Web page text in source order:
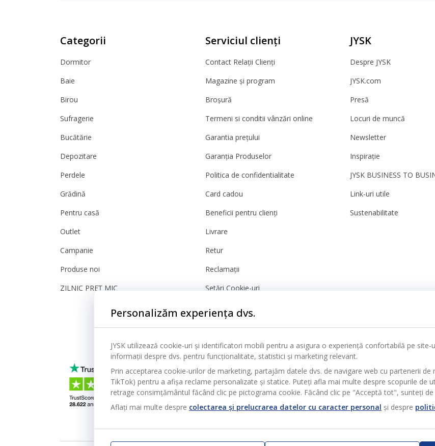
Categorii
Dormitor
Baie
Birou
Sufragerie
Bucătărie
Depozitare
Perdele
Grădină
Pentru casă
Outlet
Campanie
Produse noi
ZILNIC PREȚ MIC
Serviciul clienți
Contact Relații Clienți
Magazine și program
Broșură
Termeni si conditii vânzări online
Garantia prețului
Garanția Produselor
Politica de confidentialitate
Card cadou
Beneficii pentru clienți
Livrare
Retur
Reclamații
Setări Cookie-uri
JYSK
Despre JYSK
JYSK.com
Presă
Locuri de muncă
Newsletter
Inspirație
JYSK BUSINESS TO
Link-uri utile
Sustenabilitate
Personalizăm experiența dvs.
JYSK utilizează cookie-uri și identificatori mobili pentru a asigura o experiență confortabilă pe
informații despre dvs. pentru funcționalitate, statistici și marketing relevant.
Prin acceptarea cookie-urilor de marketing, partajăm datele dvs. de navigare web cu partenerii
TikTok) pentru a afișa reclame personalizate și statice. Puteți afla mai multe despre scopurile de
retrage consimțământul făcând clic pe pictograma cookie. Făcând clic pe "Acceptă tot", sunteți
Aflați mai multe despre colectarea și prelucrarea datelor cu caracter personal și despre